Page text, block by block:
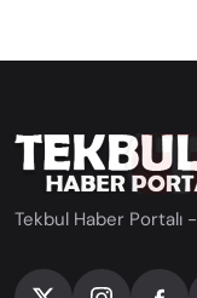
Tekbul Haber Portalı